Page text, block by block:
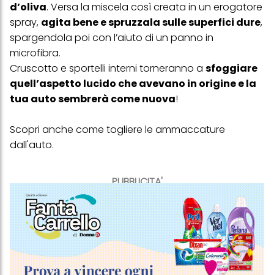
PUBBLICITA'
d’oliva. Versa la miscela così creata in un erogatore
spray, agita bene e spruzzala sulle superfici dure,
spargendola poi con l’aiuto di un panno in
microfibra.
Cruscotto e sportelli interni torneranno a sfoggiare
quell’aspetto lucido che avevano in origine e la
tua auto sembrerà come nuova!
Scopri anche come togliere le ammaccature
dall'auto.